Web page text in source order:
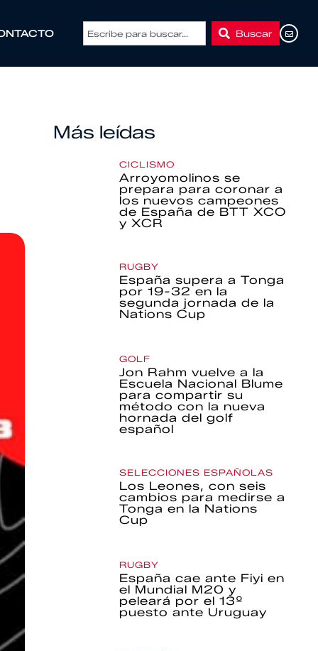
Buscar
Más leídas
CICLISMO
Arroyomolinos se
prepara para coronar a
los nuevos campeones
de España de BTT XCO
y XCR
RUGBY
España supera a Tonga
por 19-32 en la
segunda jornada de la
Nations Cup
GOLF
Jon Rahm vuelve a la
Escuela Nacional Blume
para compartir su
método con la nueva
hornada del golf
español
SELECCIONES ESPAÑOLAS
Los Leones, con seis
cambios para medirse a
Tonga en la Nations
Cup
RUGBY
España cae ante Fiyi en
el Mundial M20 y
peleará por el 13º
puesto ante Uruguay